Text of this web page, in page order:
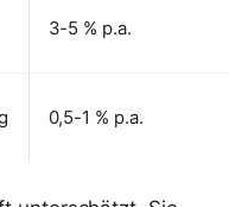
3-5 % p.a.
0,5-1 % p.a.